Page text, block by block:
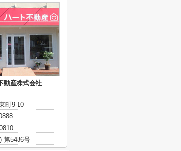
動産株式会社
町9-10
第5486号